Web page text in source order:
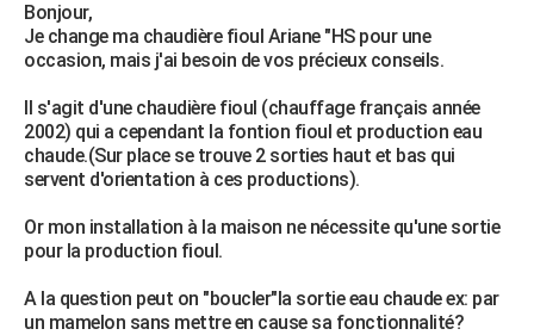
Mobiles
Meilleur smartphone
Internet
Ordinateurs
Jeux vidéo
Guide high-tech
+BRICOLAGE
Forum
Aménagement intérieur
Extérieur
Cuisine
Salle de bains
Jardinage
Rangement
Guides de France
Escapades
Patrimoine
Expositions
Musées
Week-end nature
+LIFESTYLE
Art de vivre
Bien-être
Loisirs
Mode
Modes de vie
SANTE
Alimentation
Guide de la santé
Maladies
Médicaments
Sommeil
VOYAGE
Destinations
City break
Voyage nature
Voyage de noces
Forum
Climat
+
GUIDES D'ACHAT
Bonjour,
Je change ma chaudière fioul Ariane "HS pour une
occasion, mais j'ai besoin de vos précieux conseils.
Il s'agit d'une chaudière fioul (chauffage français année
2002) qui a cependant la fontion fioul et production eau
chaude.(Sur place se trouve 2 sorties haut et bas qui
servent d'orientation à ces productions).
Or mon installation à la maison ne nécessite qu'une sortie
pour la production fioul.
A la question peut on "boucler"la sortie eau chaude ex: par
un mamelon sans mettre en cause sa fonctionnalité?